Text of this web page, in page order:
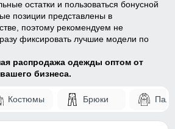
остатки и пользоваться бонусной
позиции представлены в
поэтому рекомендуем не
фиксировать лучшие модели по
распродажа одежды оптом от
бизнеса.
Костюмы Брюки